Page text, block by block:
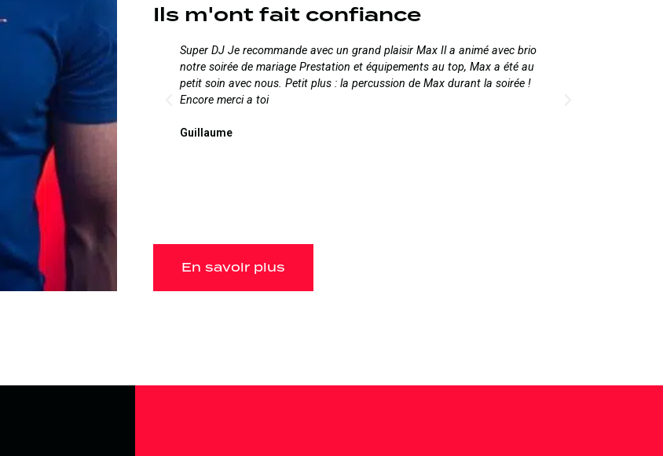
Ils m'ont fait confiance
Super DJ Je recommande avec un grand plaisir Max Il a animé avec brio
notre soirée de mariage Prestation et équipements au top, Max a été au
petit soin avec nous. Petit plus : la percussion de Max durant la soirée !
Encore merci a toi
Guillaume
En savoir plus